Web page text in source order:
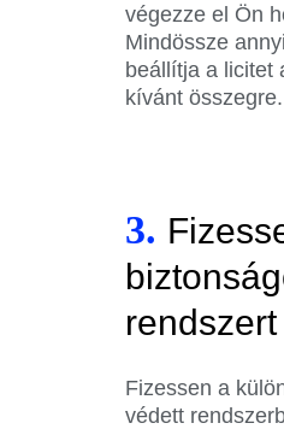
végezze el Ön
Mindössze
beállítja a licitet
kívánt összegre.
3.
Fizessen a
védett